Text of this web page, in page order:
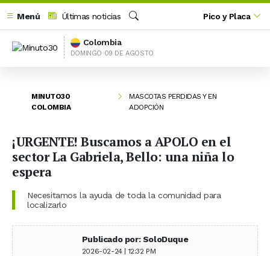
Menú
Últimas noticias
Buscar
Pico y Placa
Colombia
DOMINGO 09 DE AGOSTO
MINUTO30
COLOMBIA
MASCOTAS PERDIDAS Y EN
ADOPCIÓN
¡URGENTE! Buscamos a APOLO en el
sector La Gabriela, Bello: una niña lo
espera
Necesitamos la ayuda de toda la comunidad para
localizarlo
Publicado por: SoloDuque
2026-02-24 | 12:32 PM